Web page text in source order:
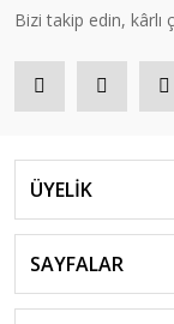
Bizi takip edin, kârlı
ÜYELİK
SAYFALAR